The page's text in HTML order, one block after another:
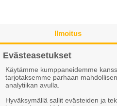
Näytä lisätiedot
Ilmoitus
Evästeasetukset
Käytämme kumppaneidemme
tarjotaksemme parhaan
analytiikan avulla.
Hyväksymällä sallit evästeiden ja